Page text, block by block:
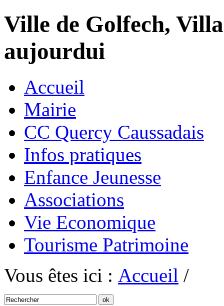
Ville de Golfech,
aujourdui
Accueil
Mairie
CC Quercy Caussadais
Infos pratiques
Enfance Jeunesse
Associations
Vie Economique
Tourisme Patrimoine
Vous êtes ici : Accueil /